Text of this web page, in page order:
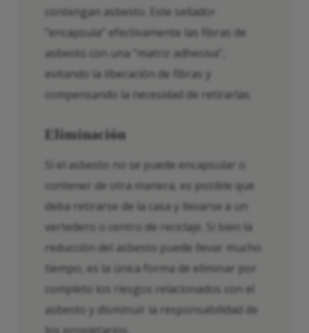
contengan asbesto. Este sellador
“encapsula” efectivamente las fibras de
asbesto con una “matriz adhesiva”,
evitando la liberación de fibras y
compensando la necesidad de retirarlas.
Eliminación
Si el asbesto no se puede encapsular o
contener de otra manera, es posible que
deba retirarse de la casa y llevarse a un
vertedero o centro de reciclaje. Si bien la
reducción del asbesto puede llevar mucho
tiempo, es la única forma de eliminar por
completo los riesgos relacionados con el
asbesto y disminuir la responsabilidad de